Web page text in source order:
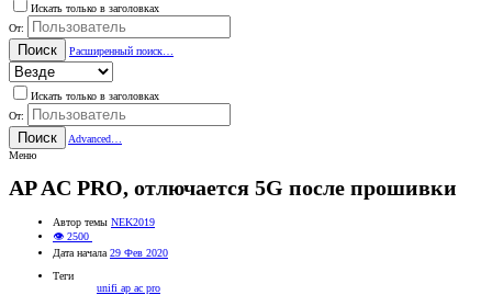
Искать только в заголовках
От:
Поиск Расширенный поиск…
Искать только в заголовках
От:
Поиск
Advanced…
Меню
AP AC PRO, отлючается 5G после прошивки
Автор темы NEK2019
👁 2500
Дата начала 29 Фев 2020
Теги
unifi ap ac pro